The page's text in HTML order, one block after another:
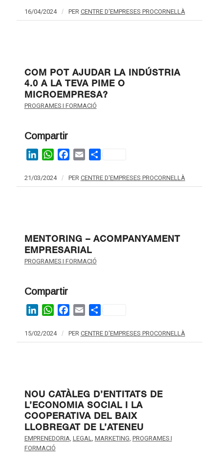
16/04/2024 / PER CENTRE D'EMPRESES PROCORNELLÀ
COM POT AJUDAR LA INDÚSTRIA
4.0 A LA TEVA PIME O
MICROEMPRESA?
PROGRAMES I FORMACIÓ
Compartir
LinkedInWhatsAppFacebook
EmailShare
21/03/2024 / PER CENTRE D'EMPRESES PROCORNELLÀ
MENTORING – ACOMPANYAMENT
EMPRESARIAL
PROGRAMES I FORMACIÓ
Compartir
LinkedInWhatsAppFacebook
EmailShare
15/02/2024 / PER CENTRE D'EMPRESES PROCORNELLÀ
NOU CATÀLEG D’ENTITATS DE
L’ECONOMIA SOCIAL I LA
COOPERATIVA DEL BAIX
LLOBREGAT DE L’ATENEU
EMPRENEDORIA, LEGAL, MARKETING, PROGRAMES I
FORMACIÓ